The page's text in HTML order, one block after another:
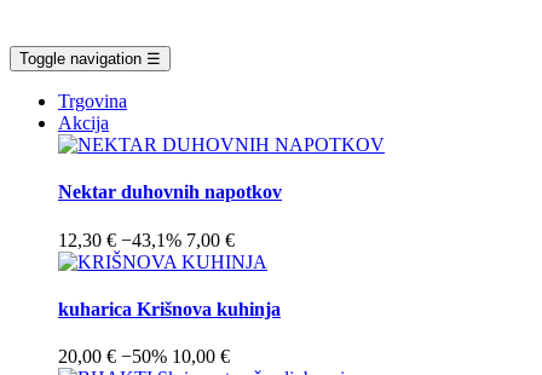
Toggle navigation ☰
Trgovina
Akcija
Nektar duhovnih napotkov
12,30 € −43,1% 7,00 €
kuharica Krišnova kuhinja
20,00 € −50% 10,00 €